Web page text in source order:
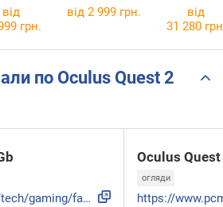
від
грн.
від 2 999 грн.
від
31 280
по Oculus Quest 2
https://www.cnet.com/tech/gaming/facebook-oculus-quest-2-vr...
Oculus
огляди